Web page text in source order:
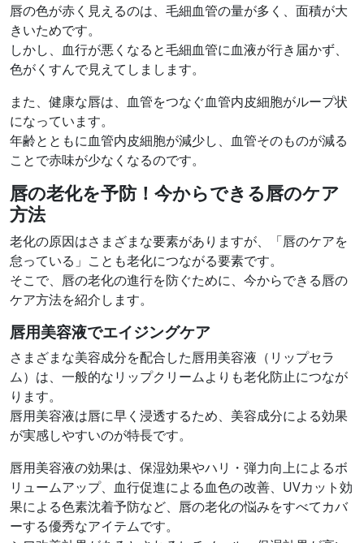
唇の色が赤く見えるのは、毛細血管の量が多く、面積が大
きいためです。
しかし、血行が悪くなると毛細血管に血液が行き届かず、
色がくすんで見えてしまします。
また、健康な唇は、血管をつなぐ血管内皮細胞がループ状
になっています。
年齢とともに血管内皮細胞が減少し、血管そのものが減る
ことで赤味が少なくなるのです。
唇の老化を予防！今からできる唇のケア
方法
老化の原因はさまざまな要素がありますが、「唇のケアを
怠っている」ことも老化につながる要素です。
そこで、唇の老化の進行を防ぐために、今からできる唇の
ケア方法を紹介します。
唇用美容液でエイジングケア
さまざまな美容成分を配合した唇用美容液（リップセラ
ム）は、一般的なリップクリームよりも老化防止につなが
ります。
唇用美容液は唇に早く浸透するため、美容成分による効果
が実感しやすいのが特長です。
唇用美容液の効果は、保湿効果やハリ・弾力向上によるボ
リュームアップ、血行促進による血色の改善、UVカット効
果による色素沈着予防など、唇の老化の悩みをすべてカバ
ーする優秀なアイテムです。